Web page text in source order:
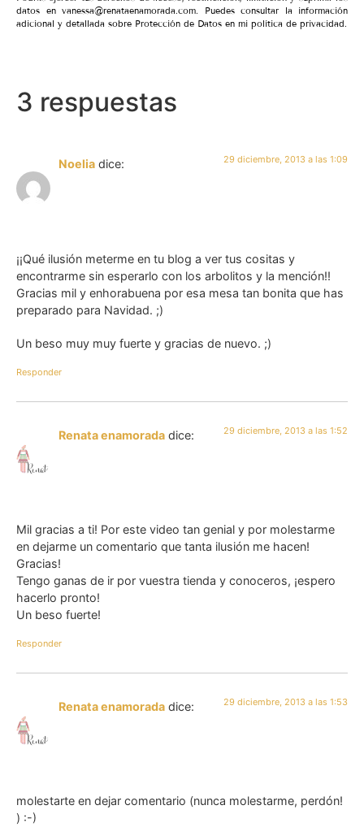
datos en vanessa@renataenamorada.com. Puedes consultar la información
adicional y detallada sobre Protección de Datos en mi política de privacidad.
3 respuestas
Noelia dice: 29 diciembre, 2013 a las 1:09
¡¡Qué ilusión meterme en tu blog a ver tus cositas y
encontrarme sin esperarlo con los arbolitos y la mención!!
Gracias mil y enhorabuena por esa mesa tan bonita que has
preparado para Navidad. ;)
Un beso muy muy fuerte y gracias de nuevo. ;)
Responder
Renata enamorada dice: 29 diciembre, 2013 a las 1:52
Mil gracias a ti! Por este video tan genial y por molestarme
en dejarme un comentario que tanta ilusión me hacen!
Gracias!
Tengo ganas de ir por vuestra tienda y conoceros, ¡espero
hacerlo pronto!
Un beso fuerte!
Responder
Renata enamorada dice: 29 diciembre, 2013 a las 1:53
molestarte en dejar comentario (nunca molestarme, perdón!
) :-)